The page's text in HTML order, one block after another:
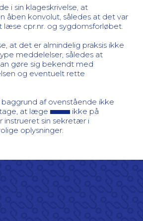
i sin klageskrivelse, at
åben konvolut, således at det var
læse cpr.nr. og sygdomsforløbet.
at det er almindelig praksis ikke
meddelelser, således at
gøre sig bekendt med
og eventuelt rette
af ovenstående ikke
at læge
ikke på
instrueret sin sekretær i
oplysninger.